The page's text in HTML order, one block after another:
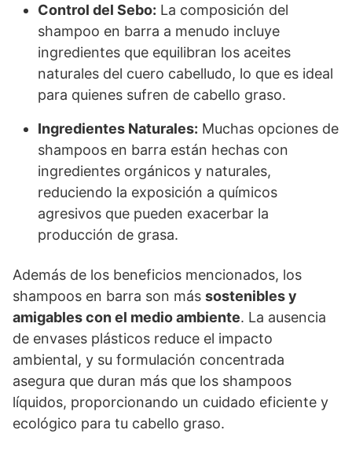
Control del Sebo: La composición del
shampoo en barra a menudo incluye
ingredientes que equilibran los aceites
naturales del cuero cabelludo, lo que es ideal
para quienes sufren de cabello graso.
Ingredientes Naturales: Muchas opciones de
shampoos en barra están hechas con
ingredientes orgánicos y naturales,
reduciendo la exposición a químicos
agresivos que pueden exacerbar la
producción de grasa.
Además de los beneficios mencionados, los
shampoos en barra son más sostenibles y
amigables con el medio ambiente. La ausencia
de envases plásticos reduce el impacto
ambiental, y su formulación concentrada
asegura que duran más que los shampoos
líquidos, proporcionando un cuidado eficiente y
ecológico para tu cabello graso.